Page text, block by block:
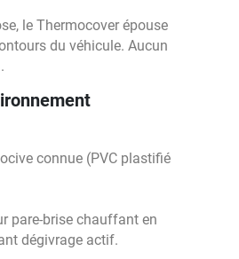
le Thermocover épouse
du véhicule. Aucun
connue (PVC plastifié
pare-brise chauffant en
dégivrage actif.